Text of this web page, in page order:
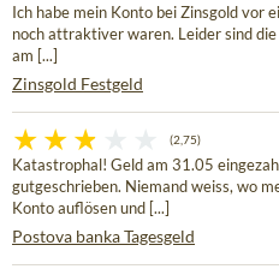
Ich habe mein Konto bei Zinsgold vor
noch attraktiver waren. Leider sind
am [...]
Zinsgold Festgeld
(2,75)
Katastrophal! Geld am 31.05
gutgeschrieben. Niemand weiss, wo
Konto auflösen und [...]
Postova banka Tagesgeld